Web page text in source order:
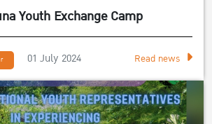
Youth Exchange Camp
01 July 2024 Read news